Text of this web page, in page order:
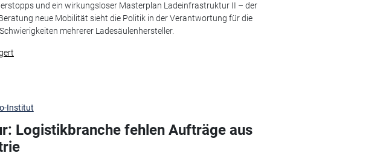
und ein wirkungsloser Masterplan Ladeinfrastruktur II – der
neue Mobilität sieht die Politik in der Verantwortung für die
mehrerer Ladesäulenhersteller.
Institut
Logistikbranche fehlen Aufträge aus